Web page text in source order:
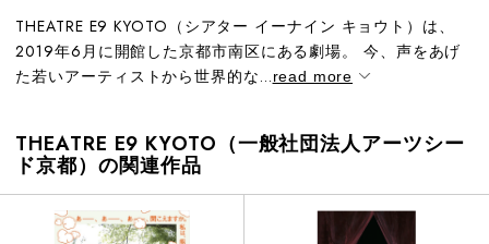
THEATRE E9 KYOTO（シアター イーナイン キョウト）は、
2019年6月に開館した京都市南区にある劇場。 今、声をあげ
た若いアーティストから世界的な...read more
THEATRE E9 KYOTO（一般社団法人アーツシー
ド京都）の関連作品